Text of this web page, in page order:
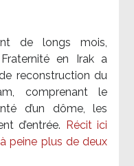
de longs mois,
en Irak a
reconstruction du
comprenant le
d’un dôme, les
d’entrée.
Récit ici
peine plus de deux